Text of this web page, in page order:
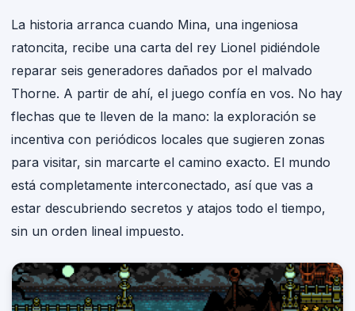
La historia arranca cuando Mina, una ingeniosa
ratoncita, recibe una carta del rey Lionel pidiéndole
reparar seis generadores dañados por el malvado
Thorne. A partir de ahí, el juego confía en vos. No hay
flechas que te lleven de la mano: la exploración se
incentiva con periódicos locales que sugieren zonas
para visitar, sin marcarte el camino exacto. El mundo
está completamente interconectado, así que vas a
estar descubriendo secretos y atajos todo el tiempo,
sin un orden lineal impuesto.